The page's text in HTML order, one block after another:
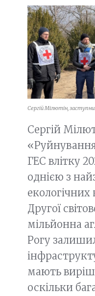
Сергій Мілютін,
Сергій
«Руйнування
ГЕС влітку
однією з
екологічних
Другої
мільйонна
Рогу
мають
оскільки